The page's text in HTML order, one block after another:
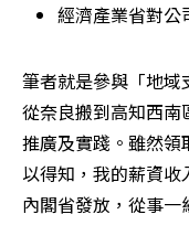
經濟產業省對公
筆者就是參與「地
從奈良搬到高知西
推廣及實踐。雖然
以得知，我的薪資
內閣省發放，從事一